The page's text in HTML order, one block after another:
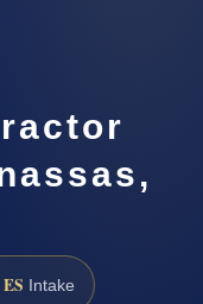
ES Intake